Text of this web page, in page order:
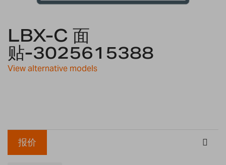
to
the
beginning
of
the
LBX-C 面
贴-3025615388
View alternative models
报价